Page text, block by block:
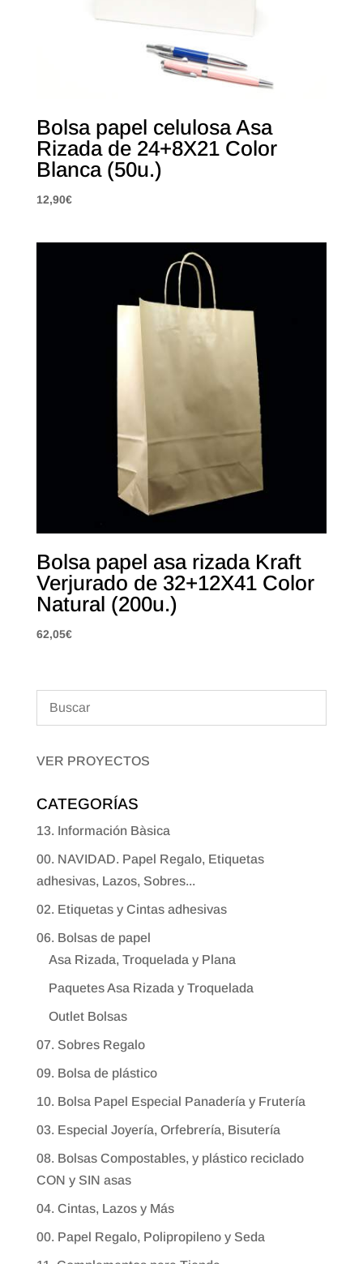
Bolsa papel celulosa Asa
Rizada de 24+8X21 Color
Blanca (50u.)
12,90€
Bolsa papel asa rizada Kraft
Verjurado de 32+12X41 Color
Natural (200u.)
62,05€
VER PROYECTOS
CATEGORÍAS
13. Información Bàsica
00. NAVIDAD. Papel Regalo, Etiquetas
adhesivas, Lazos, Sobres...
02. Etiquetas y Cintas adhesivas
06. Bolsas de papel
Asa Rizada, Troquelada y Plana
Paquetes Asa Rizada y Troquelada
Outlet Bolsas
07. Sobres Regalo
09. Bolsa de plástico
10. Bolsa Papel Especial Panadería y Frutería
03. Especial Joyería, Orfebrería, Bisutería
08. Bolsas Compostables, y plástico reciclado
CON y SIN asas
04. Cintas, Lazos y Más
00. Papel Regalo, Polipropileno y Seda